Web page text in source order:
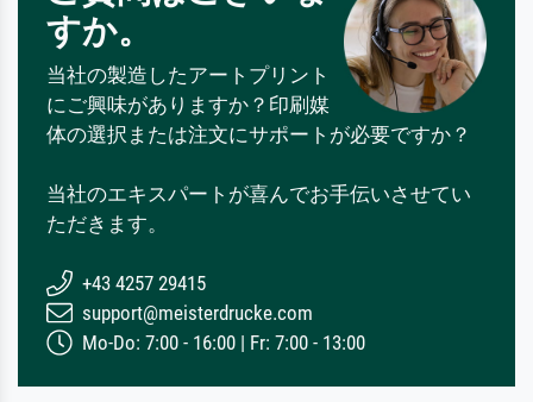
すか。
当社の製造したアートプリント
にご興味がありますか？印刷媒
体の選択または注文にサポートが必要ですか？
当社のエキスパートが喜んでお手伝いさせてい
ただきます。
+43 4257 29415
support@meisterdrucke.com
Mo-Do: 7:00 - 16:00 | Fr: 7:00 - 13:00